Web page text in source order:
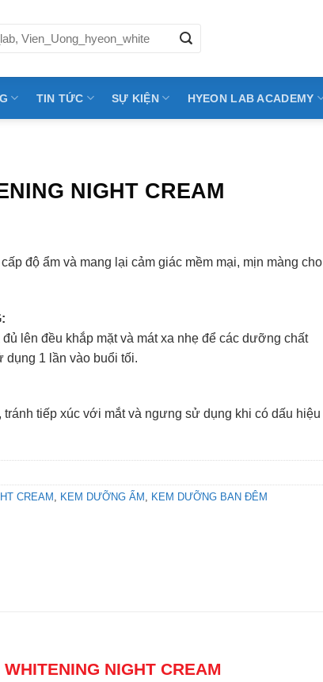
TIN TỨC SỰ KIỆN HYEON LAB ACADEMY
NIGHT CREAM
độ ẩm và mang lại cảm giác mềm mại, mịn màng cho
lên đều khắp mặt và mát xa nhẹ để các dưỡng chất
dụng 1 lần vào buổi tối.
tránh tiếp xúc với mắt và ngưng sử dụng khi có dấu hiệu
CREAM , KEM DƯỠNG ẨM , KEM DƯỠNG BAN ĐÊM
WHITENING NIGHT CREAM